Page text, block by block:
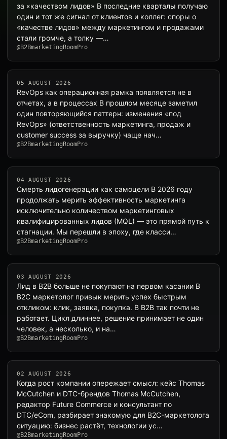
за «качеством лидов» В последние кварталы получаю
один и тот же сигнал от клиентов и коллег: споры о
«качестве лидов» между маркетингом и продажами
стали громче, а толку —…
@B2BmarketingRoomPro
05 AUGUST 2026
RevOps как операционная рамка появляется не в
отчетах, а в процессах В прошлом месяце заметил
один повторяющийся паттерн: изменения «под
RevOps» (ответственность маркетинга, продаж и
customer success за выручку) чаще нач…
@B2BmarketingRoomPro
04 AUGUST 2026
Смерть лидогенерации как самоцели В 2026 году
продолжать мерить эффективность маркетинга
исключительно количеством маркетинговых
квалифицированных лидов (MQL) — это прямой путь к
стагнации. Мы перешли в эпоху, где класси…
@B2BmarketingRoomPro
03 AUGUST 2026
Лид в B2B больше не покупают на первом касании В
B2C маркетолог привык мерить успех быстрым
откликом: клик, заявка, покупка. В B2B так почти не
работает. Цикл длиннее, решение принимает не один
человек, а несколько, и на…
@B2BmarketingRoomPro
02 AUGUST 2026
Когда рост компании опережает смысл: кейс Thomas
McCutchen и DTC-брендов Thomas McCutchen,
редактор Future Commerce и консультант по
DTC/eCom, разбирает знакомую для B2C-маркетолога
ситуацию: бизнес растёт, технологии ус…
@B2BmarketingRoomPro